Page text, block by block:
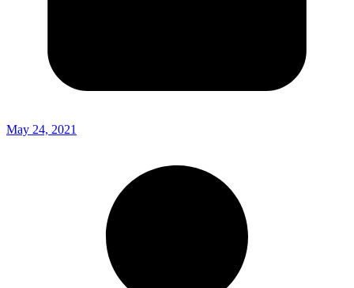
May 24, 2021